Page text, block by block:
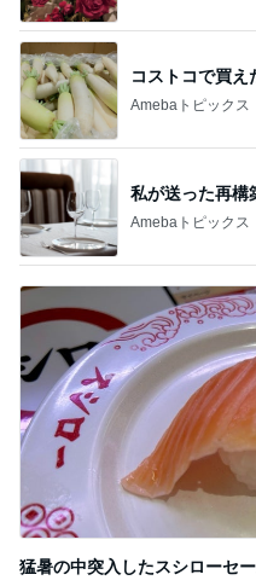
コストコで買え
Amebaトピックス
私が送った再構
Amebaトピックス
猛暑の中突入したスシローセ